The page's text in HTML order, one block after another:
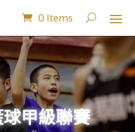
0 Items
甲級聯賽